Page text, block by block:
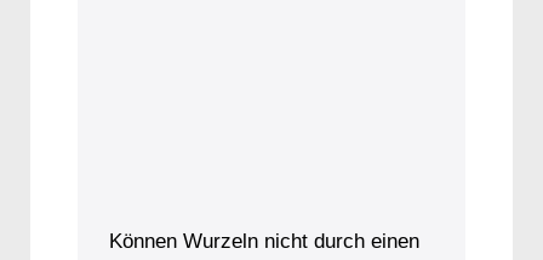
Können Wurzeln nicht durch einen